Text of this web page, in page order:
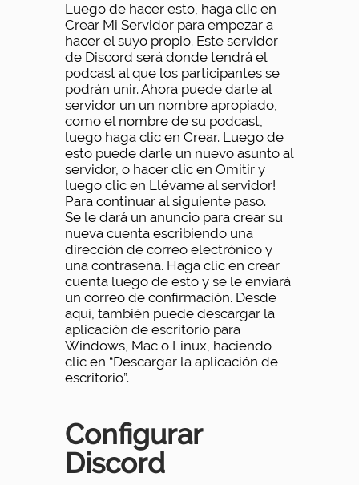
Luego de hacer esto, haga clic en
Crear Mi Servidor para empezar a
hacer el suyo propio. Este servidor
de Discord será donde tendrá el
podcast al que los participantes se
podrán unir. Ahora puede darle al
servidor un un nombre apropiado,
como el nombre de su podcast,
luego haga clic en Crear. Luego de
esto puede darle un nuevo asunto al
servidor, o hacer clic en Omitir y
luego clic en Llévame al servidor!
Para continuar al siguiente paso.
Se le dará un anuncio para crear su
nueva cuenta escribiendo una
dirección de correo electrónico y
una contraseña. Haga clic en crear
cuenta luego de esto y se le enviará
un correo de confirmación. Desde
aquí, también puede descargar la
aplicación de escritorio para
Windows, Mac o Linux, haciendo
clic en “Descargar la aplicación de
escritorio”.
Configurar
Discord